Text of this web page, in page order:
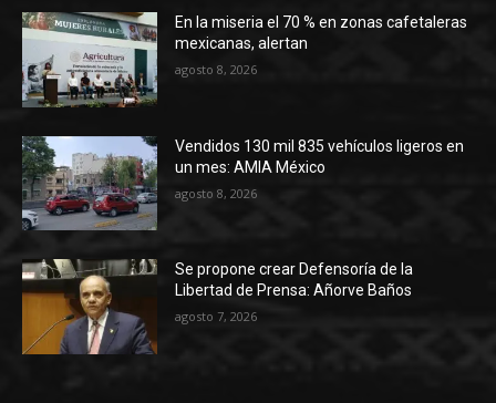
En la miseria el 70 % en zonas cafetaleras
mexicanas, alertan
agosto 8, 2026
Vendidos 130 mil 835 vehículos ligeros en
un mes: AMIA México
agosto 8, 2026
Se propone crear Defensoría de la
Libertad de Prensa: Añorve Baños
agosto 7, 2026